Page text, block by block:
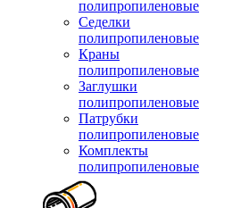
полипропиленовые
Седелки
полипропиленовые
Краны
полипропиленовые
Заглушки
полипропиленовые
Патрубки
полипропиленовые
Комплекты
полипропиленовые